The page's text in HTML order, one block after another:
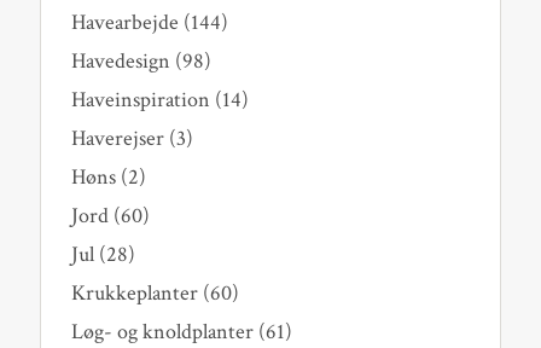
Havearbejde (144)
Havedesign (98)
Haveinspiration (14)
Haverejser(3)
Høns(2)
Jord(60)
Jul(28)
Krukkeplanter(60)
Løg- og knoldplanter(61)